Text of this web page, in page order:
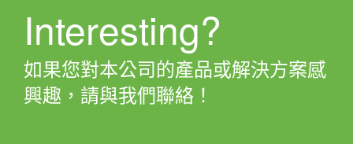
Interesting?
如果您對本公司的產品或解決方案感
興趣，請與我們聯絡！